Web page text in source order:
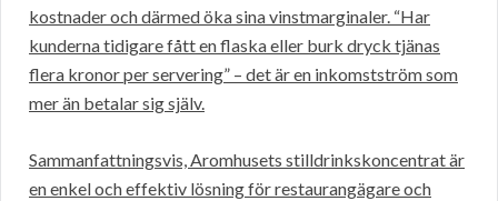
kostnader och därmed öka sina vinstmarginaler. “Har
kunderna tidigare fått en flaska eller burk dryck tjänas
flera kronor per servering” – det är en inkomstström som
mer än betalar sig själv.
Sammanfattningsvis, Aromhusets stilldrinkskoncentrat är
en enkel och effektiv lösning för restaurangägare och